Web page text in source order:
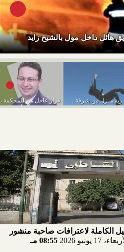
داخل مول بالشيخ زايد
الكاملة لاعترافات صاحبة منشور
17 يونيو 2026 08:55 مـ